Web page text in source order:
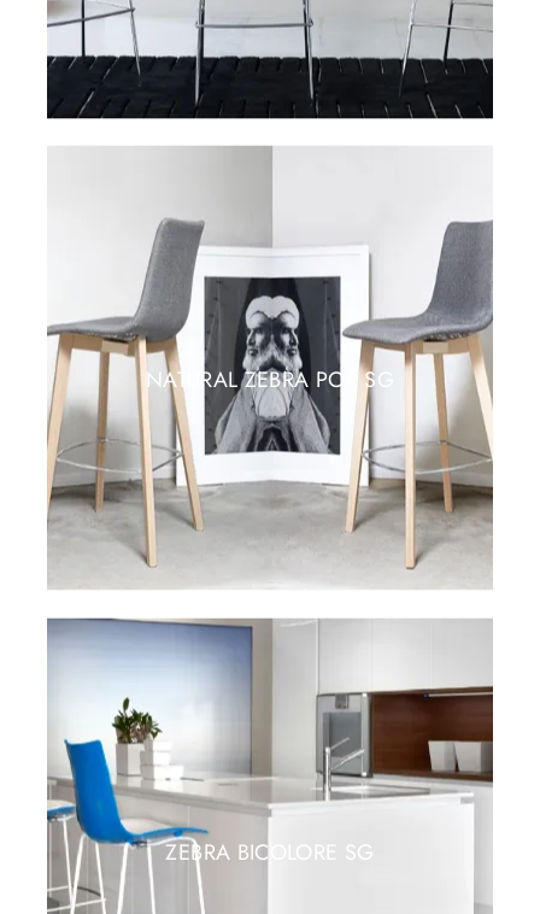
NATURAL ZEBRA POP SG
ZEBRA BICOLORE SG